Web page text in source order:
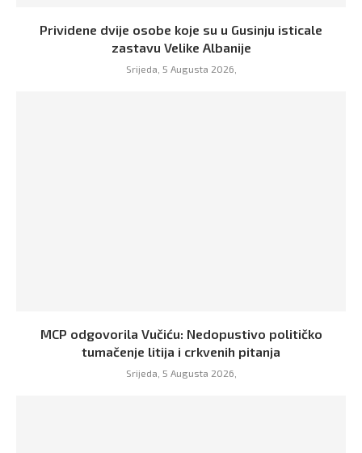
Prividene dvije osobe koje su u Gusinju isticale
zastavu Velike Albanije
Srijeda, 5 Augusta 2026,
MCP odgovorila Vučiću: Nedopustivo političko
tumačenje litija i crkvenih pitanja
Srijeda, 5 Augusta 2026,